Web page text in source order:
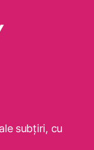
subţiri, cu